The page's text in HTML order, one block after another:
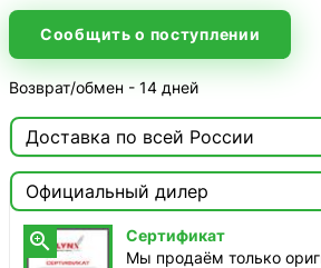
Сообщить о поступлении
Возврат/обмен - 14 дней
Доставка по всей России
 Москва
Доставка этого товара недоступна
Официальный дилер

Сертификат
Мы продаём только